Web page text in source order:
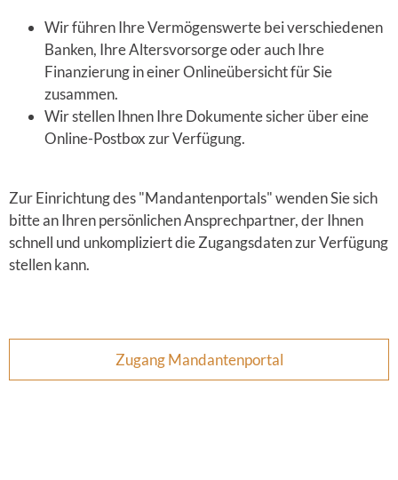
Wir führen Ihre Vermögenswerte bei verschiedenen
Banken, Ihre Altersvorsorge oder auch Ihre
Finanzierung in einer Onlineübersicht für Sie
zusammen.
Wir stellen Ihnen Ihre Dokumente sicher über eine
Online-Postbox zur Verfügung.
Zur Einrichtung des "Mandantenportals" wenden Sie sich
bitte an Ihren persönlichen Ansprechpartner, der Ihnen
schnell und unkompliziert die Zugangsdaten zur Verfügung
stellen kann.
Zugang Mandantenportal